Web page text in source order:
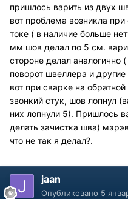
пришлось варить из двух
вот проблема возникла
токе ( в наличие больше
мм шов делал по 5 см.
стороне делал аналогично
поворот швеллера и
вот при сварке на
звонкий стук, шов лопнул
них лопнули 5). Пришлось
делать зачистка шва)
что не так я делал?.
jaan
Опубликовано 5